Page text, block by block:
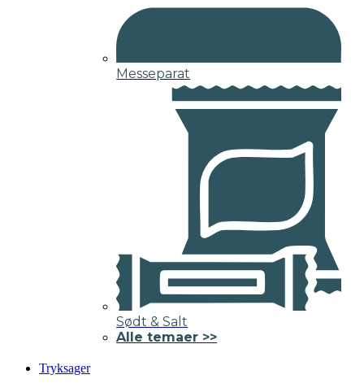
Messeparat
Sødt & Salt
Alle temaer >>
Tryksager